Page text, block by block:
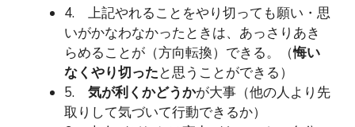
4. 上記やれることをやり切っても願い・思
いがかなわなかったときは、あっさりあき
らめることが（方向転換）できる。（悔い
なくやり切ったと思うことができる）
5. 気が利くかどうかが大事（他の人より先
取りして気づいて行動できるか）